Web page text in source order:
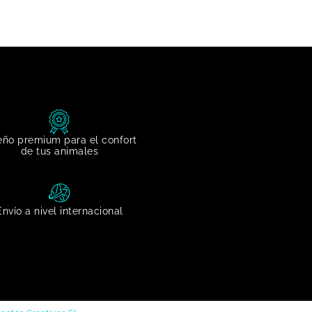
premium para el confort
de tus animales
a nivel internacional